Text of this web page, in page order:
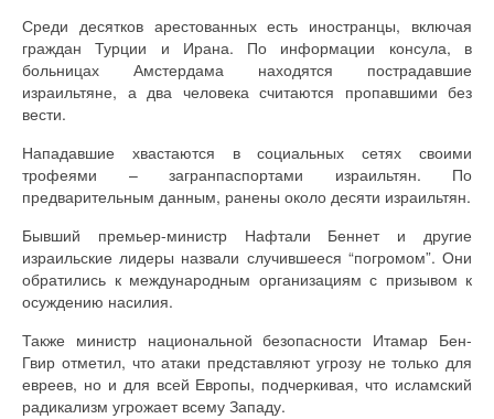
Среди десятков арестованных есть иностранцы, включая
граждан Турции и Ирана. По информации консула, в
больницах Амстердама находятся пострадавшие
израильтяне, а два человека считаются пропавшими без
вести.
Нападавшие хвастаются в социальных сетях своими
трофеями – загранпаспортами израильтян. По
предварительным данным, ранены около десяти израильтян.
Бывший премьер-министр Нафтали Беннет и другие
израильские лидеры назвали случившееся “погромом”. Они
обратились к международным организациям с призывом к
осуждению насилия.
Также министр национальной безопасности Итамар Бен-
Гвир отметил, что атаки представляют угрозу не только для
евреев, но и для всей Европы, подчеркивая, что исламский
радикализм угрожает всему Западу.